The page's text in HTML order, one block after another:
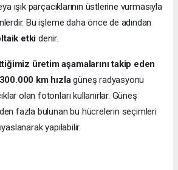
ışık parçacıklarının üstlerine vurmasıyla
Bu işleme daha önce de adından
etkidenir.
üretim aşamalarını takip eden
km hızlagüneş radyasyonu
olan fotonları kullanırlar. Güneş
fazla bulunan bu hücrelerin seçimleri
yapılabilir.